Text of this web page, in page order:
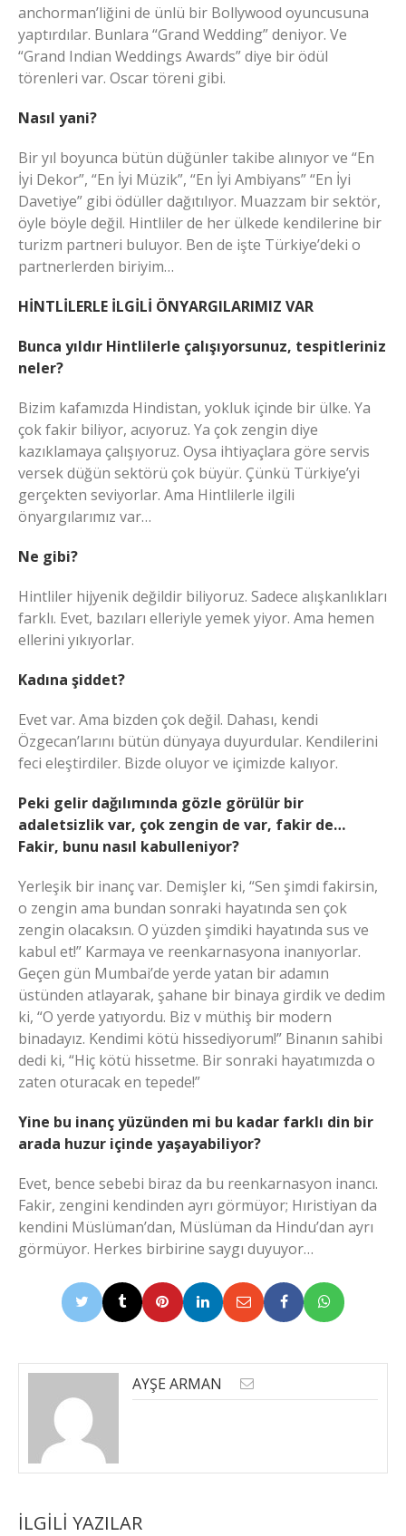
anchorman’liğini de ünlü bir Bollywood oyuncusuna
yaptırdılar. Bunlara “Grand Wedding” deniyor. Ve
“Grand Indian Weddings Awards” diye bir ödül
törenleri var. Oscar töreni gibi.
Nasıl yani?
Bir yıl boyunca bütün düğünler takibe alınıyor ve “En
İyi Dekor”, “En İyi Müzik”, “En İyi Ambiyans” “En İyi
Davetiye” gibi ödüller dağıtılıyor. Muazzam bir sektör,
öyle böyle değil. Hintliler de her ülkede kendilerine bir
turizm partneri buluyor. Ben de işte Türkiye’deki o
partnerlerden biriyim…
HİNTLİLERLE İLGİLİ ÖNYARGILARIMIZ VAR
Bunca yıldır Hintlilerle çalışıyorsunuz, tespitleriniz
neler?
Bizim kafamızda Hindistan, yokluk içinde bir ülke. Ya
çok fakir biliyor, acıyoruz. Ya çok zengin diye
kazıklamaya çalışıyoruz. Oysa ihtiyaçlara göre servis
versek düğün sektörü çok büyür. Çünkü Türkiye’yi
gerçekten seviyorlar. Ama Hintlilerle ilgili
önyargılarımız var…
Ne gibi?
Hintliler hijyenik değildir biliyoruz. Sadece alışkanlıkları
farklı. Evet, bazıları elleriyle yemek yiyor. Ama hemen
ellerini yıkıyorlar.
Kadına şiddet?
Evet var. Ama bizden çok değil. Dahası, kendi
Özgecan’larını bütün dünyaya duyurdular. Kendilerini
feci eleştirdiler. Bizde oluyor ve içimizde kalıyor.
Peki gelir dağılımında gözle görülür bir
adaletsizlik var, çok zengin de var, fakir de…
Fakir, bunu nasıl kabulleniyor?
Yerleşik bir inanç var. Demişler ki, “Sen şimdi fakirsin,
o zengin ama bundan sonraki hayatında sen çok
zengin olacaksın. O yüzden şimdiki hayatında sus ve
kabul et!” Karmaya ve reenkarnasyona inanıyorlar.
Geçen gün Mumbai’de yerde yatan bir adamın
üstünden atlayarak, şahane bir binaya girdik ve dedim
ki, “O yerde yatıyordu. Biz v müthiş bir modern
binadayız. Kendimi kötü hissediyorum!” Binanın sahibi
dedi ki, “Hiç kötü hissetme. Bir sonraki hayatımızda o
zaten oturacak en tepede!”
Yine bu inanç yüzünden mi bu kadar farklı din bir
arada huzur içinde yaşayabiliyor?
Evet, bence sebebi biraz da bu reenkarnasyon inancı.
Fakir, zengini kendinden ayrı görmüyor; Hıristiyan da
kendini Müslüman’dan, Müslüman da Hindu’dan ayrı
görmüyor. Herkes birbirine saygı duyuyor…
AYŞE ARMAN
İLGILI YAZILAR